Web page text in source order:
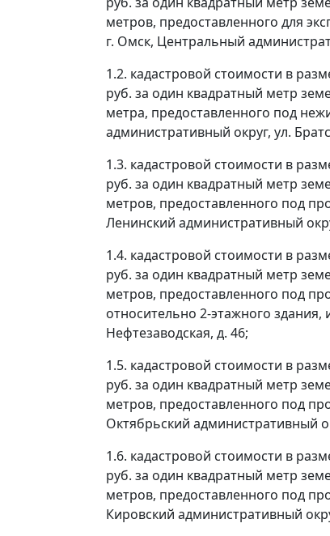
метров, предоставленного для
г. Омск, Центральный
1.2. кадастровой стоимости в
руб. за один квадратный метр
метра, предоставленного под
административный округ, ул.
1.3. кадастровой стоимости в
руб. за один квадратный метр
метров, предоставленного под
Ленинский административный
1.4. кадастровой стоимости в
руб. за один квадратный метр
метров, предоставленного под
относительно 2-этажного
Нефтезаводская, д. 46;
1.5. кадастровой стоимости в
руб. за один квадратный метр
метров, предоставленного под
Октябрьский административный
1.6. кадастровой стоимости в
руб. за один квадратный метр
метров, предоставленного под
Кировский административный